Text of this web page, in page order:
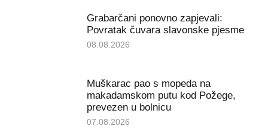
Grabarčani ponovno zapjevali:
Povratak čuvara slavonske pjesme
08.08.2026
Muškarac pao s mopeda na
makadamskom putu kod Požege,
prevezen u bolnicu
07.08.2026